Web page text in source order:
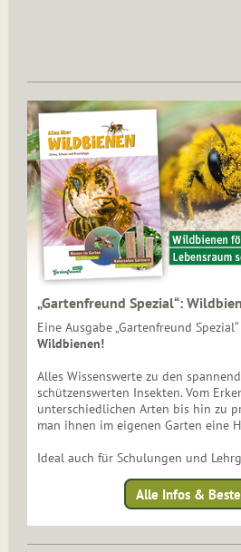
„Gartenfreund Spezial“:
Eine Ausgabe „Gartenfreund
Wildbienen!
Alles Wissenswerte zu den
schützenswerten Insekten. Vom
unterschiedlichen Arten bis hin zu
man ihnen im eigenen Garten eine
Ideal auch für Schulungen und
Alle Infos &